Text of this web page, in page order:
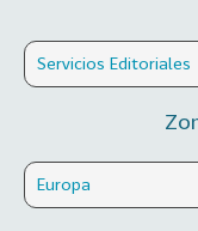
Servicios Editoriales
Europa